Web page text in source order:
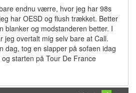
endnu værre, hvor jeg har 98s
har OESD og flush trækket. Better
blanker og modstanderen better. I
jeg overtalt mig selv bare at Call.
dag, tog en slapper på sofaen idag
starten på Tour De France